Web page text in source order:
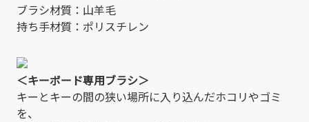
ブラシ材質：山羊毛
持ち手材質：ポリスチレン
＜キーボード専用ブラシ＞
キーとキーの間の狭い場所に入り込んだホコリやゴミ
を、